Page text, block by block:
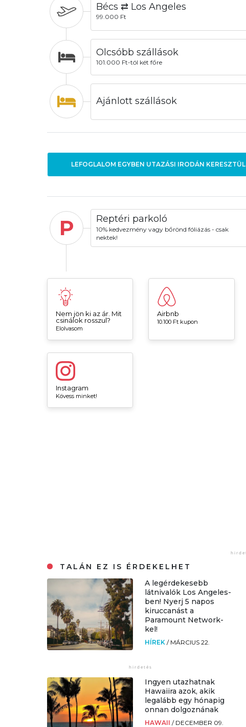
Bécs ⇄ Los Angeles
99.000 Ft
Olcsóbb szállások
101.000 Ft-tól két főre
Ajánlott szállások
LEFOGLALOM EGYBEN UTAZÁSI IRODÁN KERESZTÜL
P Reptéri parkoló
10% kedvezmény vagy bőrönd fóliázás - csak
nektek!
Nem jön ki az ár. Mit
csinálok rosszul?
Elolvasom
Airbnb
10.100 Ft kupon
Instagram
Kövess minket!
TALÁN EZ IS ÉRDEKELHET
A legérdekesebb
látnivalók Los Angeles-
ben! Nyerj 5 napos
kiruccanást a
Paramount Network-
kel!
HÍREK/ MÁRCIUS 22.
Ingyen utazhatnak
Hawaiira azok, akik
legalább egy hónapig
onnan dolgoznának
HAWAII/ DECEMBER 09.